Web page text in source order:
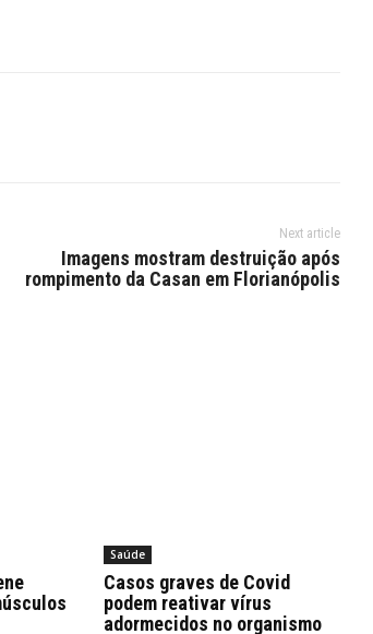
Next article
Imagens mostram destruição após
rompimento da Casan em Florianópolis
Saúde
Casos graves de Covid
podem reativar vírus
adormecidos no organismo